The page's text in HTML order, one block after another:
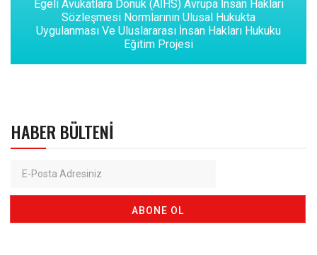
Egeli Avukatlara Dönük (AİHS) Avrupa İnsan Hakları
Sözleşmesi Normlarının Ulusal Hukukta
Uygulanması Ve Uluslararası İnsan Hakları Hukuku
Eğitim Projesi
HABER BÜLTENI